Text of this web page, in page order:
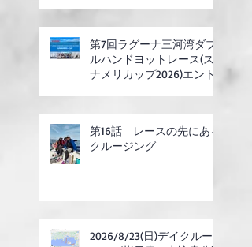
第7回ラグーナ三河湾ダブ
ルハンドヨットレース(ス
ナメリカップ2026)エント
第16話 レースの先にある
クルージング
2026/8/23(日)デイクルー